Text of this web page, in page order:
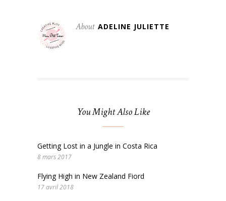
About ADELINE JULIETTE
You Might Also Like
Getting Lost in a Jungle in Costa Rica
8 mars 2017
Flying High in New Zealand Fiord
17 avril 2018